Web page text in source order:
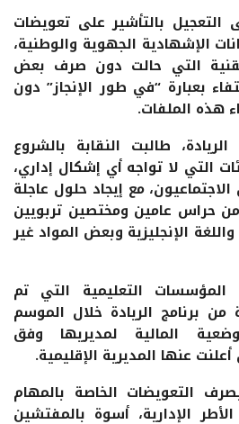
التعجيل بالتأشير على تعويضات
الإشهادية الجهوية والوطنية،
التي حالت دون صرف بعض
بعبارة “في طور الإنجاز” دون
هذه الملفات.
طالبت النقابة بالشروع
التي لا تواجه أي إشكال إداري،
مع إيجاد حلول عاجلة
من حراس عامين ومختصين تربويين
واللغة الإنجليزية وبعض المواد غير
التعليمية التي تم
برنامج الريادة خلال الموسم
المالية لمديريها وفق
عنها المديرية الإقليمية.
التعويضات الخاصة بالمهام
الإدارية، أسوة بالمفتشين